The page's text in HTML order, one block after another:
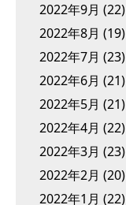
2022年9月 (22)
2022年8月 (19)
2022年7月 (23)
2022年6月 (21)
2022年5月 (21)
2022年4月 (22)
2022年3月 (23)
2022年2月 (20)
2022年1月 (22)